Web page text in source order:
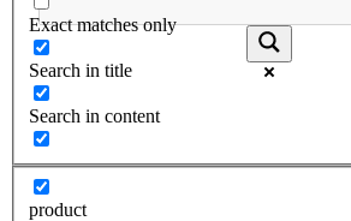
Exact matches only
Search in title
Search in content
product